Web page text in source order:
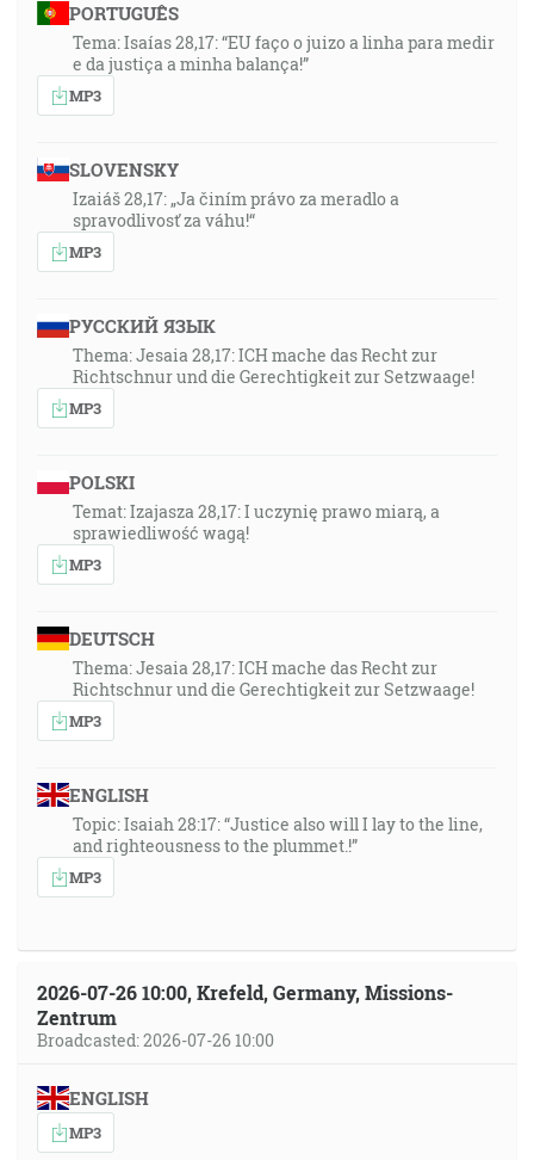
PORTUGUÊS
Tema: Isaías 28,17: “EU faço o juizo a linha para medir
e da justiça a minha balança!”
MP3
SLOVENSKY
Izaiáš 28,17: „Ja činím právo za meradlo a
spravodlivosť za váhu!“
MP3
РУССКИЙ ЯЗЫК
Thema: Jesaia 28,17: ICH mache das Recht zur
Richtschnur und die Gerechtigkeit zur Setzwaage!
MP3
POLSKI
Temat: Izajasza 28,17: I uczynię prawo miarą, a
sprawiedliwość wagą!
MP3
DEUTSCH
Thema: Jesaia 28,17: ICH mache das Recht zur
Richtschnur und die Gerechtigkeit zur Setzwaage!
MP3
ENGLISH
Topic: Isaiah 28:17: “Justice also will I lay to the line,
and righteousness to the plummet.!”
MP3
2026-07-26 10:00, Krefeld, Germany, Missions-
Zentrum
Broadcasted: 2026-07-26 10:00
ENGLISH
MP3